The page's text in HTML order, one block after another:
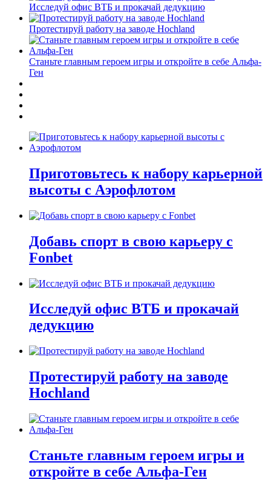
Исследуй офис ВТБ и прокачай дедукцию
Протестируй работу на заводе Hochland
Станьте главным героем игры и откройте в себе Альфа-
Ген
Приготовьтесь к набору карьерной
высоты с Аэрофлотом
Добавь спорт в свою карьеру с
Fonbet
Исследуй офис ВТБ и прокачай
дедукцию
Протестируй работу на заводе
Hochland
Станьте главным героем игры и
откройте в себе Альфа-Ген